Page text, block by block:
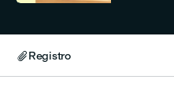
Registro